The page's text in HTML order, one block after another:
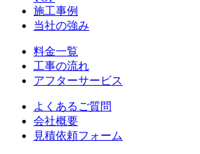
施工事例
当社の強み
料金一覧
工事の流れ
アフターサービス
よくあるご質問
会社概要
見積依頼フォーム